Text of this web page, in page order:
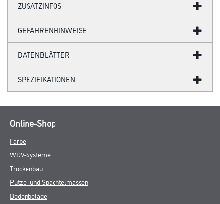
ZUSATZINFOS
GEFAHRENHINWEISE
DATENBLÄTTER
SPEZIFIKATIONEN
Online-Shop
Farbe
WDV-Systeme
Trockenbau
Putze- und Spachtelmassen
Bodenbeläge